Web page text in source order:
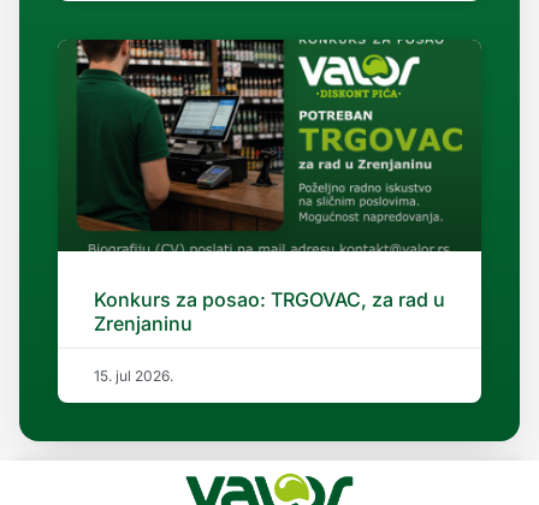
Konkurs za posao: TRGOVAC, za rad u
Zrenjaninu
15. jul 2026.